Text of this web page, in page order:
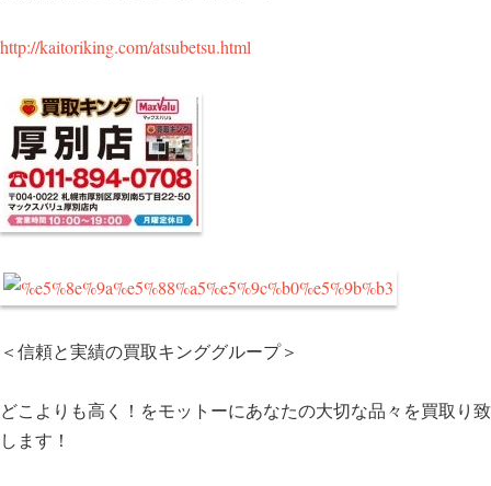
http://kaitoriking.com/atsubetsu.html
＜信頼と実績の買取キンググループ＞
どこよりも高く！をモットーにあなたの大切な品々を買取り致
します！